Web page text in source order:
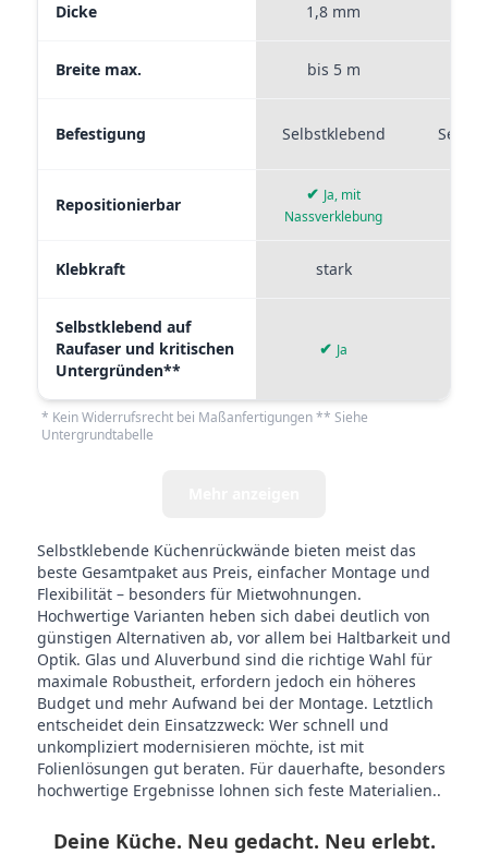
Dicke 1,8 mm
Breite max. bis 5 m
Befestigung Selbstklebend
Repositionierbar
✔ Ja, mit
Nassverklebung
Klebkraft stark
Selbstklebend auf
Raufaser und kritischen
Untergründen**
✔ Ja
* Kein Widerrufsrecht bei Maßanfertigungen ** Siehe
Untergrundtabelle
Selbstklebende Küchenrückwände bieten meist das
beste Gesamtpaket aus Preis, einfacher Montage und
Flexibilität – besonders für Mietwohnungen.
Hochwertige Varianten heben sich dabei deutlich von
günstigen Alternativen ab, vor allem bei Haltbarkeit und
Optik. Glas und Aluverbund sind die richtige Wahl für
maximale Robustheit, erfordern jedoch ein höheres
Budget und mehr Aufwand bei der Montage. Letztlich
entscheidet dein Einsatzzweck: Wer schnell und
unkompliziert modernisieren möchte, ist mit
Folienlösungen gut beraten. Für dauerhafte, besonders
hochwertige Ergebnisse lohnen sich feste Materialien..
Deine Küche. Neu gedacht. Neu erlebt.